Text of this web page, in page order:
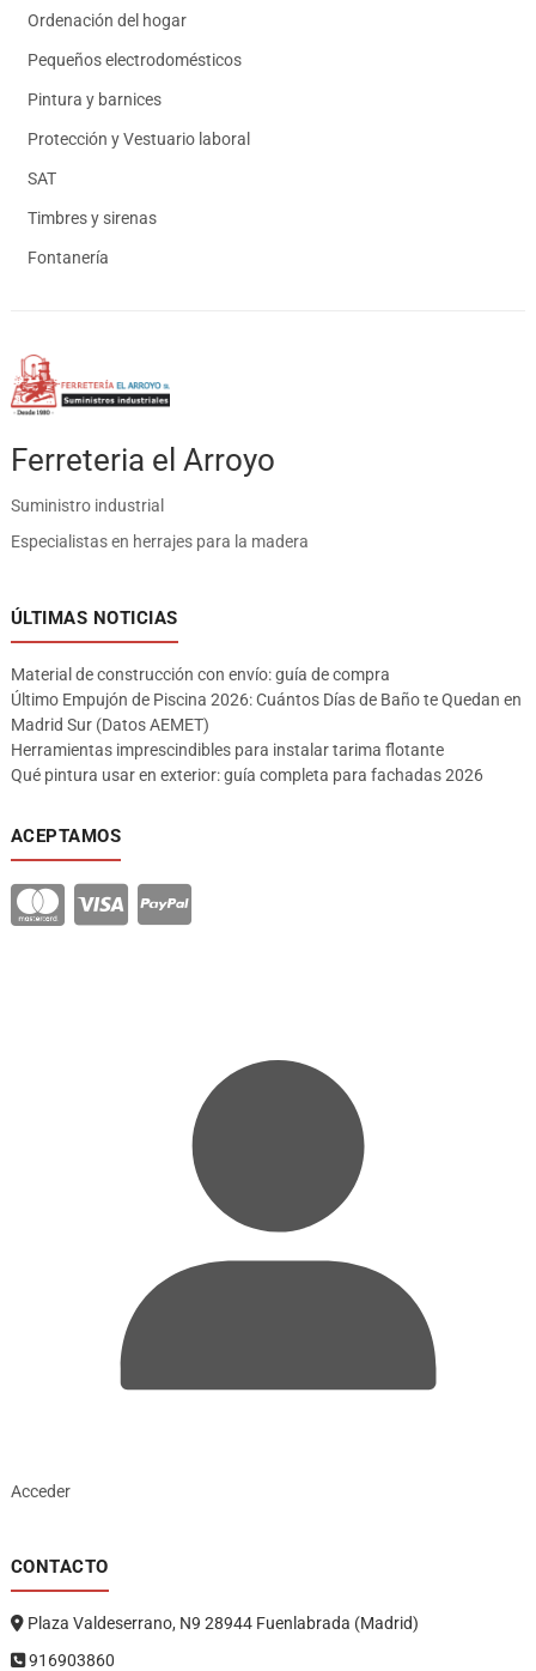
Ordenación del hogar
Pequeños electrodomésticos
Pintura y barnices
Protección y Vestuario laboral
SAT
Timbres y sirenas
Fontanería
Ferreteria el Arroyo
Suministro industrial
Especialistas en herrajes para la madera
ÚLTIMAS NOTICIAS
Material de construcción con envío: guía de compra
Último Empujón de Piscina 2026: Cuántos Días de Baño te Quedan en
Madrid Sur (Datos AEMET)
Herramientas imprescindibles para instalar tarima flotante
Qué pintura usar en exterior: guía completa para fachadas 2026
ACEPTAMOS
Acceder
CONTACTO
Plaza Valdeserrano, N9 28944 Fuenlabrada (Madrid)
916903860